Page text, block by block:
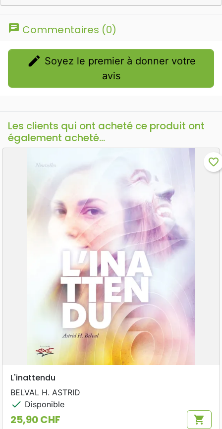
chat Commentaires (0)
edit
avis
Les clients qui ont acheté ce produit ont
également acheté...
favorite_border
L'inattendu
BELVAL H. ASTRID
check Disponible
Prix
25,90 CHF shopping_cart